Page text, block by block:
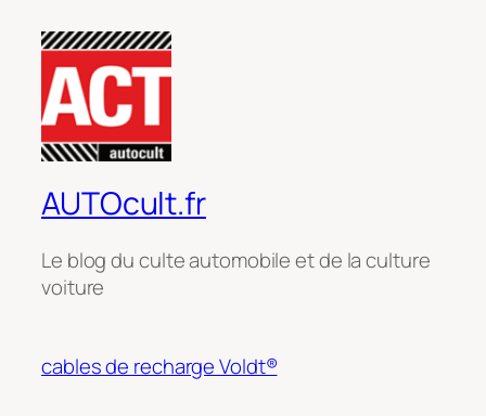
AUTOcult.fr
Le blog du culte automobile et de la culture
voiture
cables de recharge Voldt®